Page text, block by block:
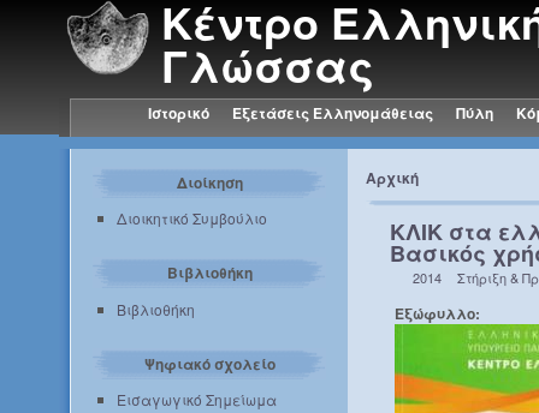
Κέντρο
Γλώσσας
Ιστορικό Εξετάσεις Ελληνομάθειας Πύλη
Διοίκηση
Διοικητικό Συμβούλιο
Βιβλιοθήκη
Βιβλιοθήκη
Ψηφιακό σχολείο
Εισαγωγικό Σημείωμα
Αρχική
ΚΛΙΚ στα
Βασικός
2014 Στήριξη &
Εξώφυλλο: